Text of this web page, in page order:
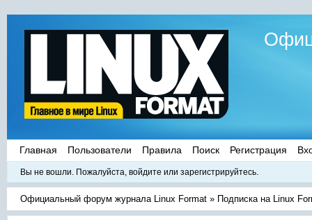
Главная Пользователи Правила Поиск Регистрация
Вы не вошли. Пожалуйста, войдите или зарегистрируйтесь.
Официальный форум журнала Linux Format » Подписка на Linux